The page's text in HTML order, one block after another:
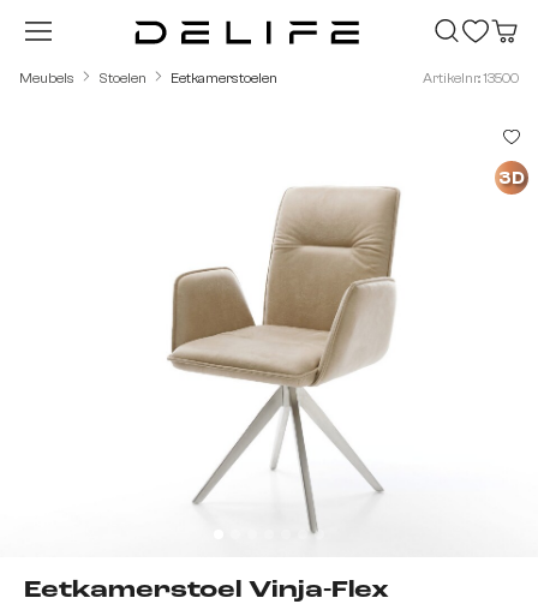
Ga naar de hoofdinhoud
Meubels Stoelen Eetkamerstoelen Artikelnr.: 13500
Eetkamerstoel Vinja-Flex
3D